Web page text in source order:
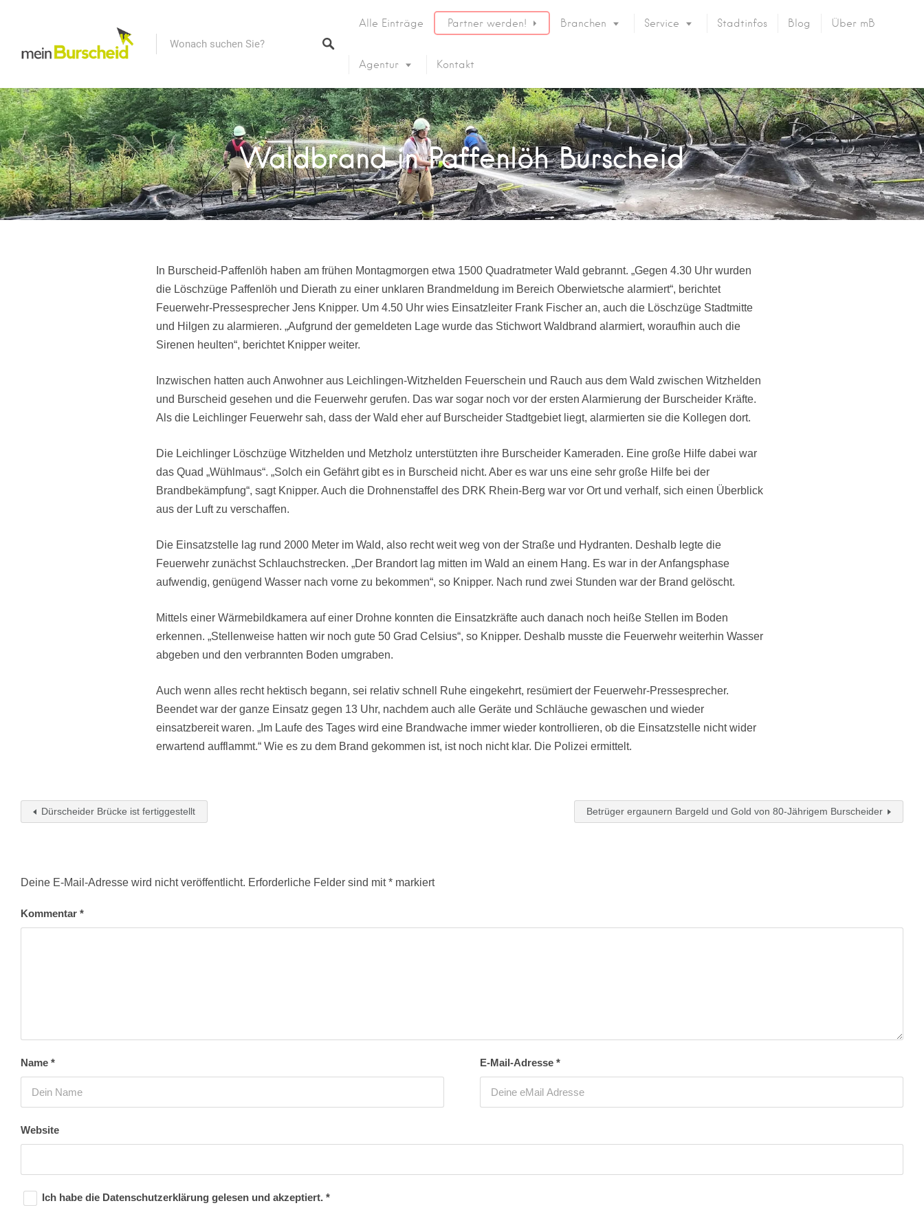
Alle Einträge Partner werden! Branchen Service Stadtinfos Blog Über mB
Agentur Kontakt
Waldbrand in Paffenlöh Burscheid
In Burscheid-Paffenlöh haben am frühen Montagmorgen etwa 1500 Quadratmeter Wald gebrannt. „Gegen 4.30 Uhr wurden
die Löschzüge Paffenlöh und Dierath zu einer unklaren Brandmeldung im Bereich Oberwietsche alarmiert“, berichtet
Feuerwehr-Pressesprecher Jens Knipper. Um 4.50 Uhr wies Einsatzleiter Frank Fischer an, auch die Löschzüge Stadtmitte
und Hilgen zu alarmieren. „Aufgrund der gemeldeten Lage wurde das Stichwort Waldbrand alarmiert, woraufhin auch die
Sirenen heulten“, berichtet Knipper weiter.
Inzwischen hatten auch Anwohner aus Leichlingen-Witzhelden Feuerschein und Rauch aus dem Wald zwischen Witzhelden
und Burscheid gesehen und die Feuerwehr gerufen. Das war sogar noch vor der ersten Alarmierung der Burscheider Kräfte.
Als die Leichlinger Feuerwehr sah, dass der Wald eher auf Burscheider Stadtgebiet liegt, alarmierten sie die Kollegen dort.
Die Leichlinger Löschzüge Witzhelden und Metzholz unterstützten ihre Burscheider Kameraden. Eine große Hilfe dabei war
das Quad „Wühlmaus“. „Solch ein Gefährt gibt es in Burscheid nicht. Aber es war uns eine sehr große Hilfe bei der
Brandbekämpfung“, sagt Knipper. Auch die Drohnenstaffel des DRK Rhein-Berg war vor Ort und verhalf, sich einen Überblick
aus der Luft zu verschaffen.
Die Einsatzstelle lag rund 2000 Meter im Wald, also recht weit weg von der Straße und Hydranten. Deshalb legte die
Feuerwehr zunächst Schlauchstrecken. „Der Brandort lag mitten im Wald an einem Hang. Es war in der Anfangsphase
aufwendig, genügend Wasser nach vorne zu bekommen“, so Knipper. Nach rund zwei Stunden war der Brand gelöscht.
Mittels einer Wärmebildkamera auf einer Drohne konnten die Einsatzkräfte auch danach noch heiße Stellen im Boden
erkennen. „Stellenweise hatten wir noch gute 50 Grad Celsius“, so Knipper. Deshalb musste die Feuerwehr weiterhin Wasser
abgeben und den verbrannten Boden umgraben.
Auch wenn alles recht hektisch begann, sei relativ schnell Ruhe eingekehrt, resümiert der Feuerwehr-Pressesprecher.
Beendet war der ganze Einsatz gegen 13 Uhr, nachdem auch alle Geräte und Schläuche gewaschen und wieder
einsatzbereit waren. „Im Laufe des Tages wird eine Brandwache immer wieder kontrollieren, ob die Einsatzstelle nicht wider
erwartend aufflammt.“ Wie es zu dem Brand gekommen ist, ist noch nicht klar. Die Polizei ermittelt.
Dürscheider Brücke ist fertiggestellt Betrüger ergaunern Bargeld und Gold von 80-Jährigem Burscheider
Deine E-Mail-Adresse wird nicht veröffentlicht. Erforderliche Felder sind mit* markiert
Kommentar *
Name * E-Mail-Adresse *
Website
Ich habe die Datenschutzerklärung gelesen und akzeptiert. *